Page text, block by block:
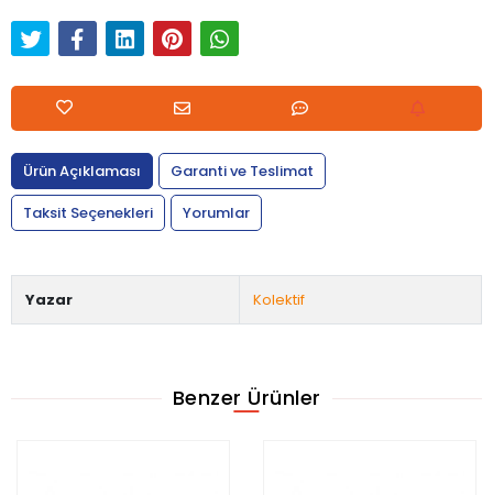
Ürün Açıklaması
Garanti ve Teslimat
Taksit Seçenekleri
Yorumlar
Yazar Kolektif
Benzer Ürünler